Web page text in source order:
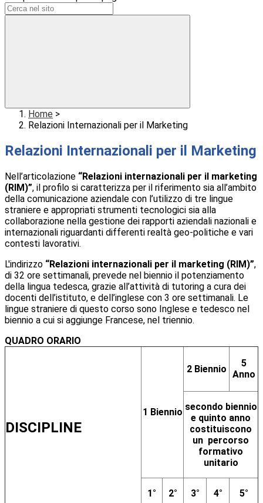
Home >
Relazioni Internazionali per il Marketing
Relazioni Internazionali per il Marketing
Nell’articolazione “Relazioni internazionali per il marketing
(RIM)”, il profilo si caratterizza per il riferimento sia all’ambito
della comunicazione aziendale con l’utilizzo di tre lingue
straniere e appropriati strumenti tecnologici sia alla
collaborazione nella gestione dei rapporti aziendali nazionali e
internazionali riguardanti differenti realtà geo-politiche e vari
contesti lavorativi.
L'indirizzo “Relazioni internazionali per il marketing (RIM)”,
di 32 ore settimanali, prevede nel biennio il potenziamento
della lingua tedesca, grazie all’attività di tutoring a cura dei
docenti dell’istituto, e dell’inglese con 3 ore settimanali. Le
lingue straniere di questo corso sono Inglese e tedesco nel
biennio a cui si aggiunge Francese, nel triennio.
QUADRO ORARIO
DISCIPLINE
1 Biennio
2 Biennio
5
Anno
secondo biennio
e quinto anno
costituiscono
un percorso
formativo
unitario
1° 2° 3° 4° 5°